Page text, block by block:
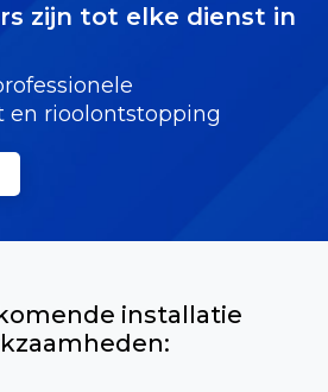
zijn tot elke dienst in
rioolontstopping
installatie